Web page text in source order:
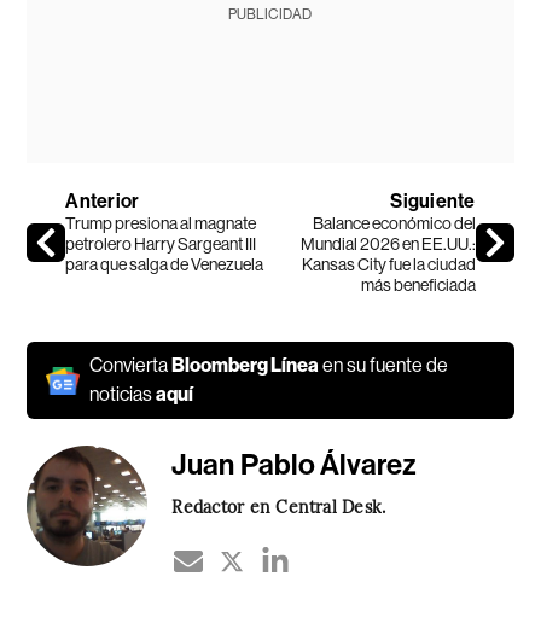
PUBLICIDAD
Anterior
Trump presiona al magnate
petrolero Harry Sargeant III
para que salga de Venezuela
Siguiente
Balance económico del
Mundial 2026 en EE.UU.:
Kansas City fue la ciudad
más beneficiada
Convierta Bloomberg Líneaen su fuente de
noticiasaquí
Juan Pablo Álvarez
Redactor en Central Desk.